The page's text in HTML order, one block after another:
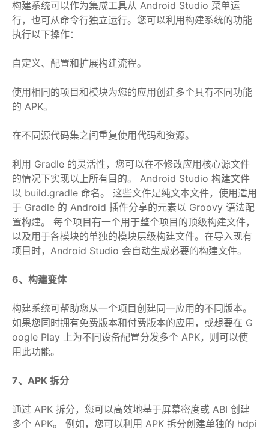
构建系统可以作为集成工具从 Android Studio 菜单运
行，也可从命令行独立运行。您可以利用构建系统的功能
执行以下操作：
自定义、配置和扩展构建流程。
使用相同的项目和模块为您的应用创建多个具有不同功能
的 APK。
在不同源代码集之间重复使用代码和资源。
利用 Gradle 的灵活性，您可以在不修改应用核心源文件
的情况下实现以上所有目的。 Android Studio 构建文件
以 build.gradle 命名。 这些文件是纯文本文件，使用适用
于 Gradle 的 Android 插件分享的元素以 Groovy 语法配
置构建。 每个项目有一个用于整个项目的顶级构建文件，
以及用于各模块的单独的模块层级构建文件。在导入现有
项目时，Android Studio 会自动生成必要的构建文件。
6、构建变体
构建系统可帮助您从一个项目创建同一应用的不同版本。
如果您同时拥有免费版本和付费版本的应用，或想要在 G
oogle Play 上为不同设备配置分发多个 APK，则可以使
用此功能。
7、APK 拆分
通过 APK 拆分，您可以高效地基于屏幕密度或 ABI 创建
多个 APK。 例如，您可以利用 APK 拆分创建单独的 hdpi